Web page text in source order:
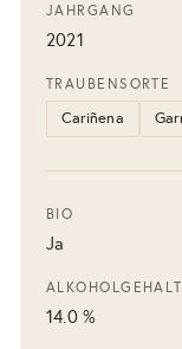
JAHRGANG
2021
TRAUBENSORTE
Cariñena
BIO
Ja
ALKOHOLGEHALT
14.0 %